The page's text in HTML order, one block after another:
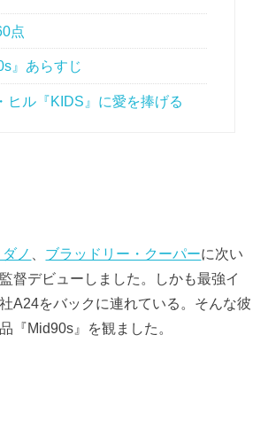
点
』あらすじ
ヒル『KIDS』に愛を捧げる
ノ ブラッドリー・クーパーに次い
督デビューしました。しかも最強イ
A24をバックに連れている。そんな彼
『Mid90s』を観ました。